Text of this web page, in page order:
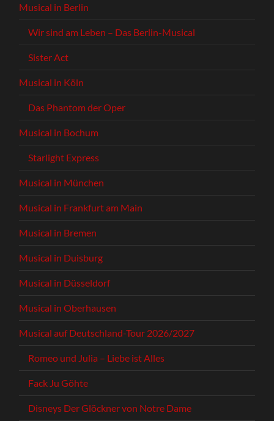
Musical in Berlin
Wir sind am Leben – Das Berlin-Musical
Sister Act
Musical in Köln
Das Phantom der Oper
Musical in Bochum
Starlight Express
Musical in München
Musical in Frankfurt am Main
Musical in Bremen
Musical in Duisburg
Musical in Düsseldorf
Musical in Oberhausen
Musical auf Deutschland-Tour 2026/2027
Romeo und Julia – Liebe ist Alles
Fack Ju Göhte
Disneys Der Glöckner von Notre Dame